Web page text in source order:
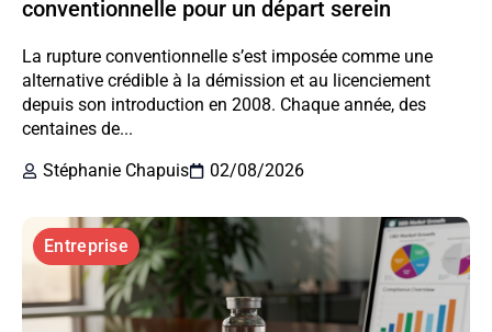
conventionnelle pour un départ serein
La rupture conventionnelle s’est imposée comme une
alternative crédible à la démission et au licenciement
depuis son introduction en 2008. Chaque année, des
centaines de...
Stéphanie Chapuis
02/08/2026
Entreprise